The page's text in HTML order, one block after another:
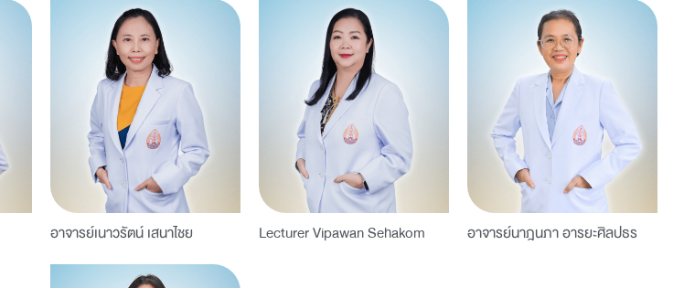
อาจารย์เนาวรัตน์ เสนาไชย Lecturer Vipawan Sehakom อาจารย์นาฎนภา อารยะศิลปธร